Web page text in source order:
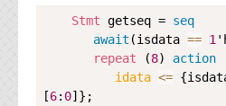
Stmt getseq = seq
await (isdata == 1
repeat (8) action
idata <=
[6: 0]};